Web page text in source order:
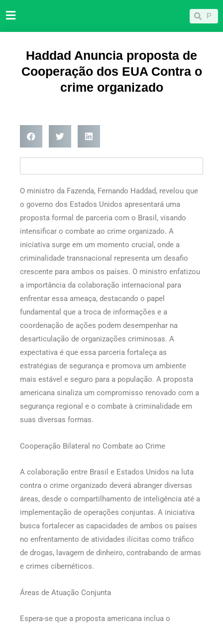
para
Pesquisar
Haddad Anuncia proposta de
Cooperação dos EUA Contra o
crime organizado
O ministro da Fazenda, Fernando Haddad, revelou que
o governo dos Estados Unidos apresentará uma
proposta formal de parceria com o Brasil, visando
intensificar o combate ao crime organizado. A
iniciativa surge em um momento crucial, onde a
criminalidade transnacional representa um desafio
crescente para ambos os países. O ministro enfatizou
a importância da colaboração internacional para
enfrentar essa ameaça, destacando o papel
fundamental que a troca de informações e a
coordenação de ações podem desempenhar na
desarticulação de organizações criminosas. A
expectativa é que essa parceria fortaleça as
estratégias de segurança e promova um ambiente
mais estável e seguro para a população. A proposta
americana sinaliza um compromisso renovado com a
segurança regional e o combate à criminalidade em
suas diversas formas.
Cooperação Bilateral no Combate ao Crime
A colaboração entre Brasil e Estados Unidos na luta
contra o crime organizado deverá abranger diversas
áreas, desde o compartilhamento de inteligência até a
implementação de operações conjuntas. A iniciativa
busca fortalecer as capacidades de ambos os países
no enfrentamento de atividades ilícitas como tráfico
de drogas, lavagem de dinheiro, contrabando de armas
e crimes cibernéticos.
Áreas de Atuação Conjunta
Espera-se que a proposta americana inclua o